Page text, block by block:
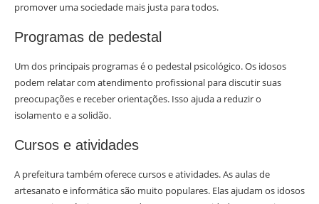
promover uma sociedade mais justa para todos.
Programas de pedestal
Um dos principais programas é o pedestal psicológico. Os idosos
podem relatar com atendimento profissional para discutir suas
preocupações e receber orientações. Isso ajuda a reduzir o
isolamento e a solidão.
Cursos e atividades
A prefeitura também oferece cursos e atividades. As aulas de
artesanato e informática são muito populares. Elas ajudam os idosos